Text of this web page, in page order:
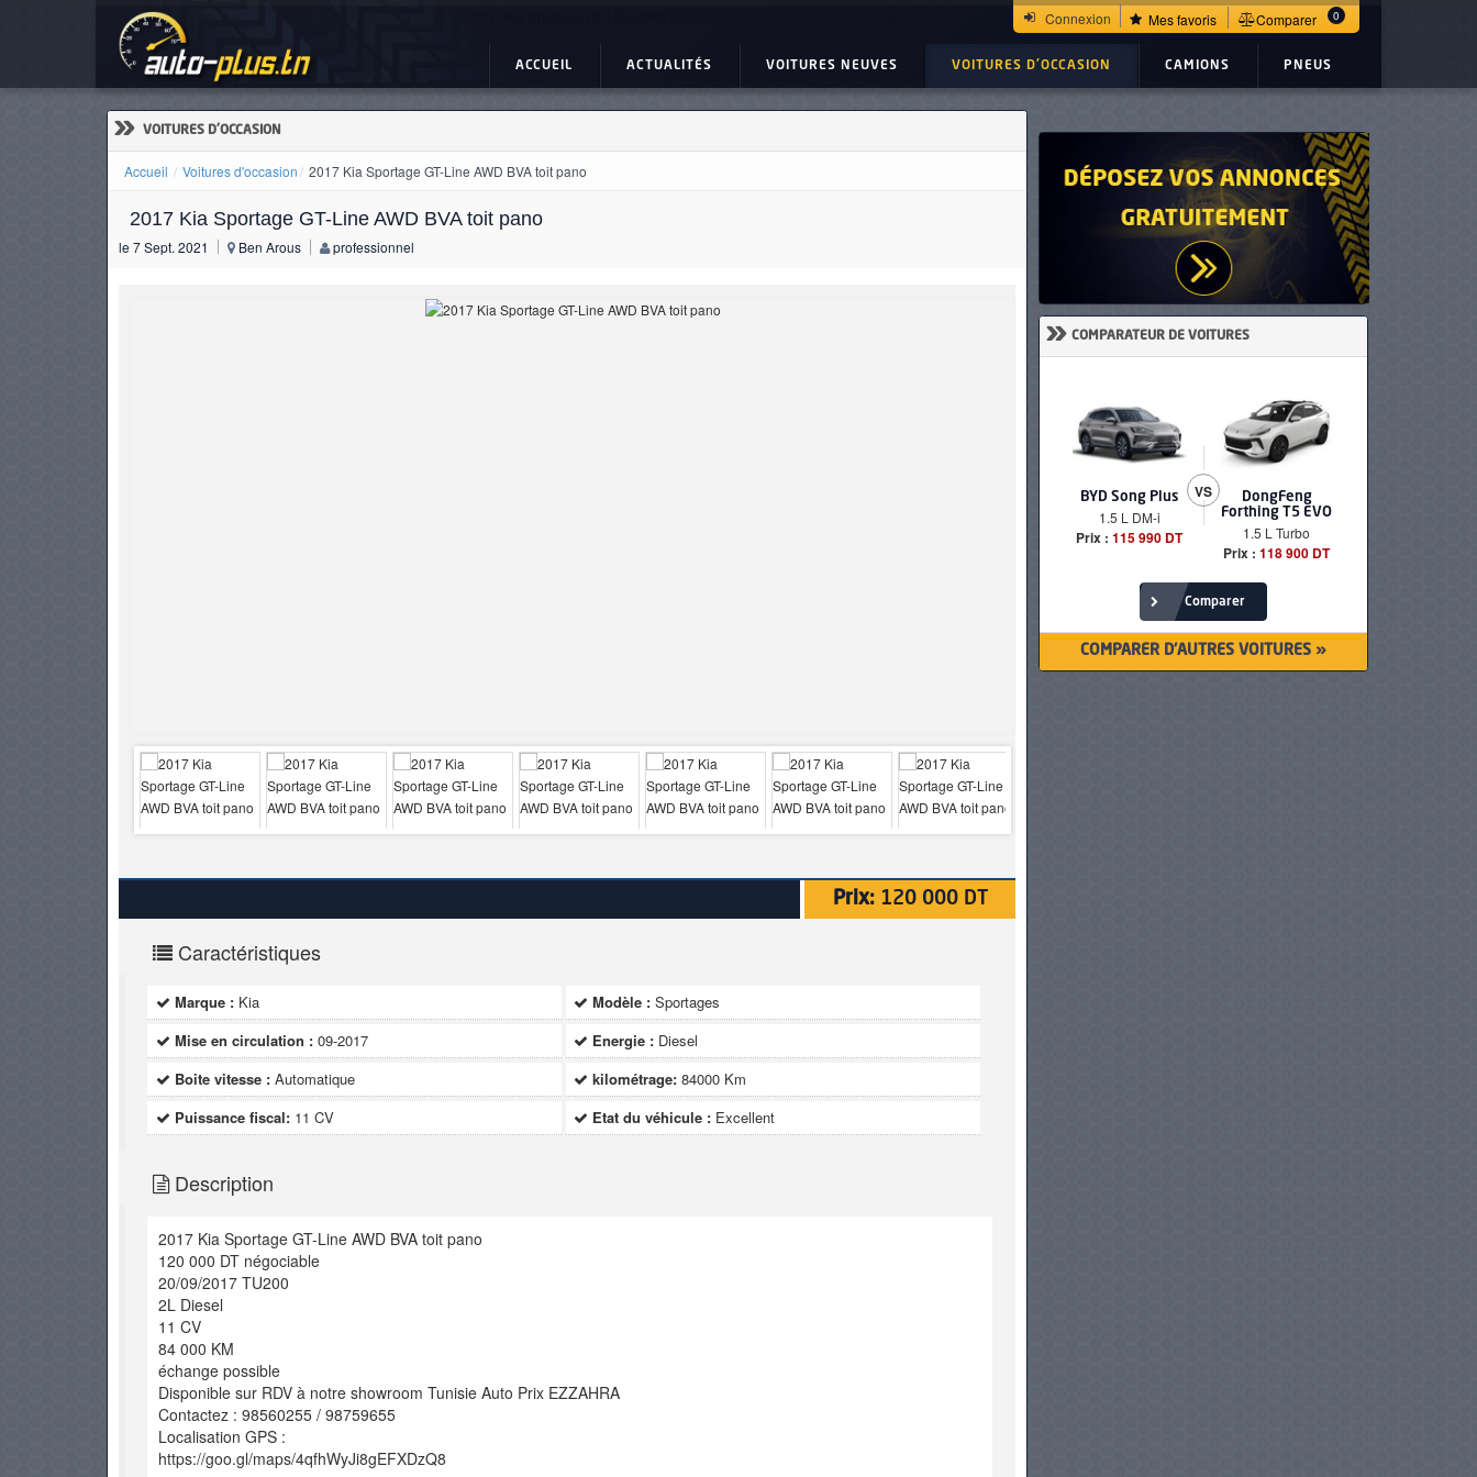
Connexion Mes favoris Comparer 0
ACCUEIL ACTUALITÉS VOITURES NEUVES VOITURES D'OCCASION CAMIONS PNEUS
» VOITURES D'OCCASION
Accueil Voitures d'occasion 2017 Kia Sportage GT-Line AWD BVA toit pano
2017 Kia Sportage GT-Line AWD BVA toit pano
le 7 Sept. 2021 Ben Arous professionnel
Prix: 120 000 DT
Caractéristiques
Marque : Kia Modèle : Sportages
Mise en circulation : 09-2017 Energie : Diesel
Boite vitesse : Automatique kilométrage: 84000 Km
Puissance fiscal: 11 CV Etat du véhicule : Excellent
Description
2017 Kia Sportage GT-Line AWD BVA toit pano
120 000 DT négociable
20/09/2017 TU200
2L Diesel
11 CV
84 000 KM
échange possible
Disponible sur RDV à notre showroom Tunisie Auto Prix EZZAHRA
Contactez : 98560255 / 98759655
Localisation GPS :
https://goo.gl/maps/4qfhWyJi8gEFXDzQ8
» COMPARATEUR DE VOITURES
BYD Song Plus
1.5 L DM-i
Prix : 115 990 DT
VS
DongFeng
Forthing T5 EVO
1.5 L Turbo
Prix : 118 900 DT
Comparer
COMPARER D'AUTRES VOITURES »
ACTUALITÉS